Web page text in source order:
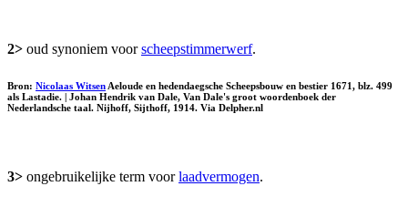
2> oud synoniem voorscheepstimmerwerf.
Bron: Nicolaas Witsen Aeloude en hedendaegsche Scheepsbouw en bestier 1671, blz. 499
als Lastadie. | Johan Hendrik van Dale, Van Dale's groot woordenboek der
Nederlandsche taal. Nijhoff, Sijthoff, 1914. Via Delpher.nl
3> ongebruikelijke term voorlaadvermogen.